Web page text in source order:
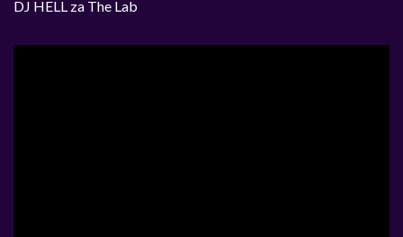
DJ HELL za The Lab